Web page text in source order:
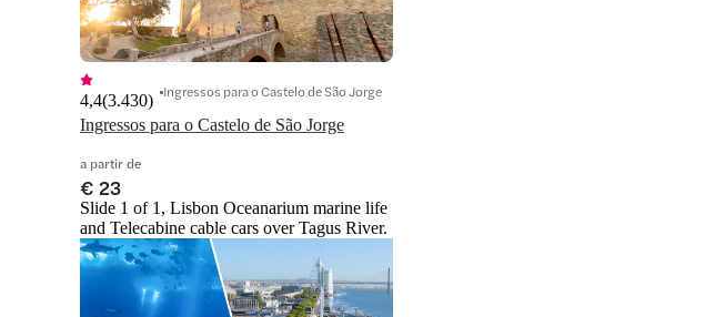
Ingressos para o Castelo de São Jorge
4,4(3.430) Ingressos para o Castelo de São Jorge
a partir de
€ 23
Slide 1 of 1, Lisbon Oceanarium marine life
and Telecabine cable cars over Tagus River.